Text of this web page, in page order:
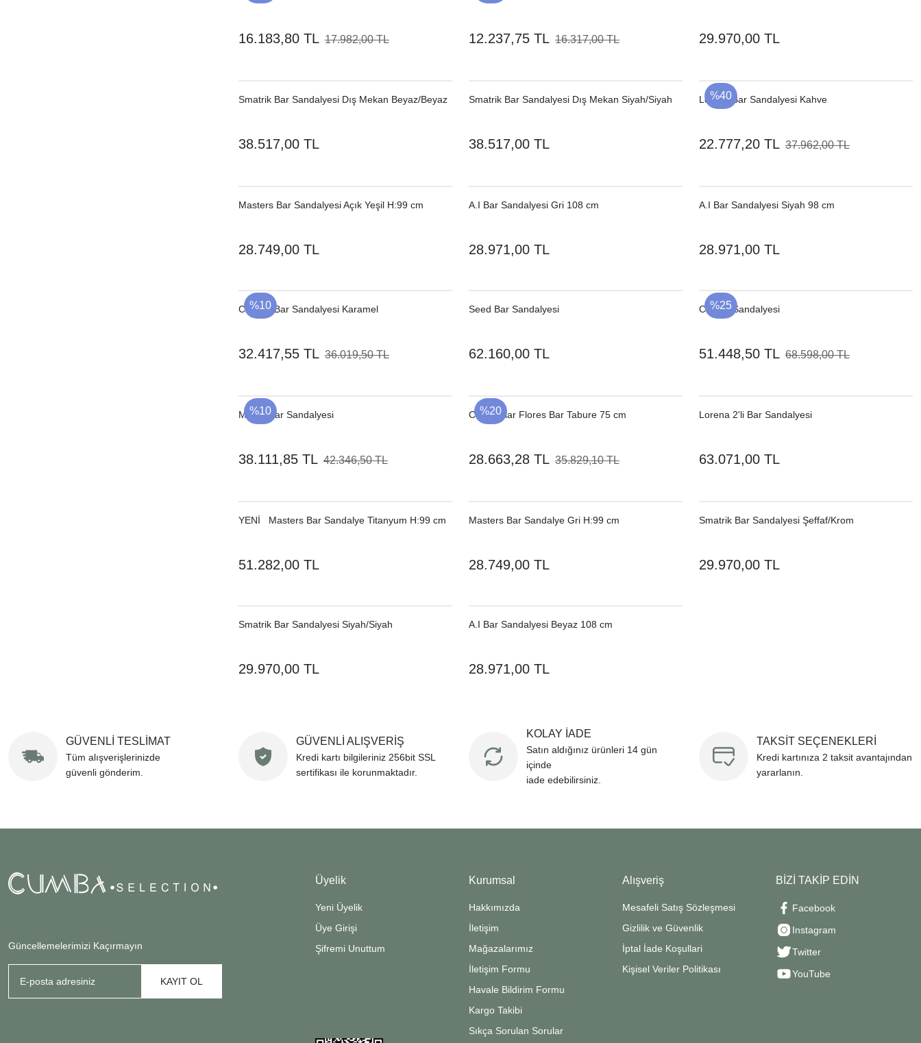
16.183,80 TL 17.982,00 TL 12.237,75 TL 16.317,00 TL 29.970,00 TL
Smatrik Bar Sandalyesi Dış Mekan Beyaz/Beyaz
38.517,00 TL
Smatrik Bar Sandalyesi Dış Mekan Siyah/Siyah
38.517,00 TL
%40
Lorient Bar Sandalyesi Kahve
22.777,20 TL 37.962,00 TL
Masters Bar Sandalyesi Açık Yeşil H:99 cm
28.749,00 TL
A.I Bar Sandalyesi Gri 108 cm
28.971,00 TL
A.I Bar Sandalyesi Siyah 98 cm
28.971,00 TL
%10
Claudia Bar Sandalyesi Karamel
32.417,55 TL 36.019,50 TL
Seed Bar Sandalyesi
62.160,00 TL
%25
CY Bar Sandalyesi
51.448,50 TL 68.598,00 TL
%10
Martin Bar Sandalyesi
38.111,85 TL 42.346,50 TL
%20
Catterpillar Flores Bar Tabure 75 cm
28.663,28 TL 35.829,10 TL
Lorena 2'li Bar Sandalyesi
63.071,00 TL
YENI Masters Bar Sandalye Titanyum H:99 cm
51.282,00 TL
Masters Bar Sandalye Gri H:99 cm
28.749,00 TL
Smatrik Bar Sandalyesi Şeffaf/Krom
29.970,00 TL
Smatrik Bar Sandalyesi Siyah/Siyah
29.970,00 TL
A.I Bar Sandalyesi Beyaz 108 cm
28.971,00 TL
GÜVENLİ TESLİMAT
Tüm alışverişlerinizde
güvenli gönderim.
GÜVENLİ ALIŞVERİŞ
Kredi kartı bilgileriniz 256bit SSL
sertifikası ile korunmaktadır.
KOLAY İADE
Satın aldığınız ürünleri 14 gün
içinde
iade edebilirsiniz.
TAKSİT SEÇENEKLERİ
Kredi kartınıza 2 taksit avantajından
yararlanın.
Güncellemelerimizi Kaçırmayın
KAYIT OL
Üyelik
Yeni Üyelik
Üye Girişi
Şifremi Unuttum
Kurumsal
Hakkımızda
İletişim
Mağazalarımız
İletişim Formu
Havale Bildirim Formu
Kargo Takibi
Sıkça Sorulan Sorular
Alışveriş
Mesafeli Satış Sözleşmesi
Gizlilik ve Güvenlik
İptal İade Koşullari
Kişisel Veriler Politikası
BİZİ TAKİP EDİN
Facebook
Instagram
Twitter
YouTube